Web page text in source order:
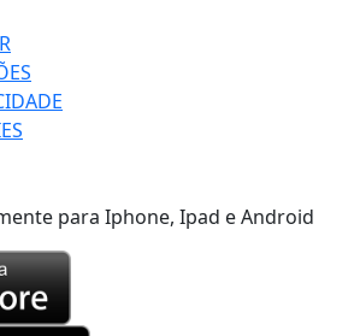
para Iphone, Ipad e Android